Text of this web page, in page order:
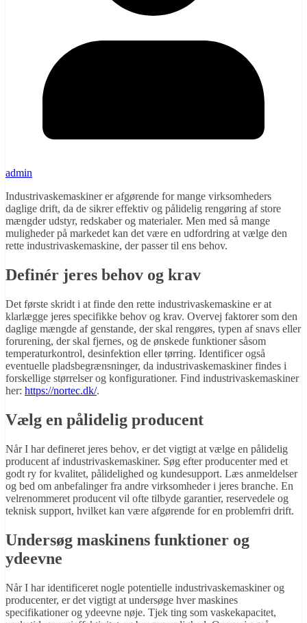
admin
Industrivaskemaskiner er afgørende for mange virksomheders
daglige drift, da de sikrer effektiv og pålidelig rengøring af store
mængder udstyr, redskaber og materialer. Men med så mange
muligheder på markedet kan det være en udfordring at vælge den
rette industrivaskemaskine, der passer til ens behov.
Definér jeres behov og krav
Det første skridt i at finde den rette industrivaskemaskine er at
klarlægge jeres specifikke behov og krav. Overvej faktorer som den
daglige mængde af genstande, der skal rengøres, typen af snavs eller
forurening, der skal fjernes, og de ønskede funktioner såsom
temperaturkontrol, desinfektion eller tørring. Identificer også
eventuelle pladsbegrænsninger, da industrivaskemaskiner findes i
forskellige størrelser og konfigurationer. Find industrivaskemaskiner
her: https://nortec.dk/.
Vælg en pålidelig producent
Når I har defineret jeres behov, er det vigtigt at vælge en pålidelig
producent af industrivaskemaskiner. Søg efter producenter med et
godt ry for kvalitet, pålidelighed og kundesupport. Læs anmeldelser
og bed om anbefalinger fra andre virksomheder i jeres branche. En
velrenommeret producent vil ofte tilbyde garantier, reservedele og
teknisk support, hvilket kan være afgørende for en problemfri drift.
Undersøg maskinens funktioner og
ydeevne
Når I har identificeret nogle potentielle industrivaskemaskiner og
producenter, er det vigtigt at undersøge hver maskines
specifikationer og ydeevne nøje. Tjek ting som vaskekapacitet,